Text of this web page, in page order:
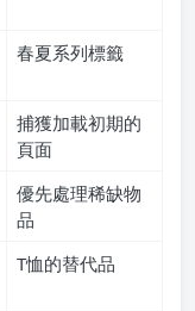
春夏系列標籤
捕獲加載初期的
頁面
優先處理稀缺物
品
T恤的替代品